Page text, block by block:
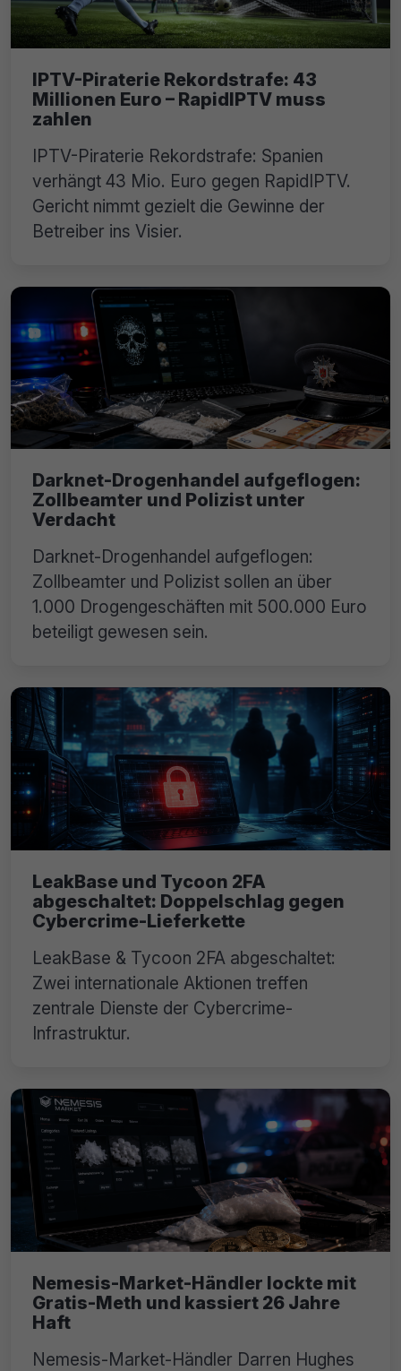
IPTV-Piraterie Rekordstrafe: 43
Millionen Euro – RapidIPTV muss
zahlen
IPTV-Piraterie Rekordstrafe: Spanien
verhängt 43 Mio. Euro gegen RapidIPTV.
Gericht nimmt gezielt die Gewinne der
Betreiber ins Visier.
Darknet-Drogenhandel aufgeflogen:
Zollbeamter und Polizist unter
Verdacht
Darknet-Drogenhandel aufgeflogen:
Zollbeamter und Polizist sollen an über
1.000 Drogengeschäften mit 500.000 Euro
beteiligt gewesen sein.
LeakBase und Tycoon 2FA
abgeschaltet: Doppelschlag gegen
Cybercrime-Lieferkette
LeakBase & Tycoon 2FA abgeschaltet:
Zwei internationale Aktionen treffen
zentrale Dienste der Cybercrime-
Infrastruktur.
Nemesis-Market-Händler lockte mit
Gratis-Meth und kassiert 26 Jahre
Haft
Nemesis-Market-Händler Darren Hughes